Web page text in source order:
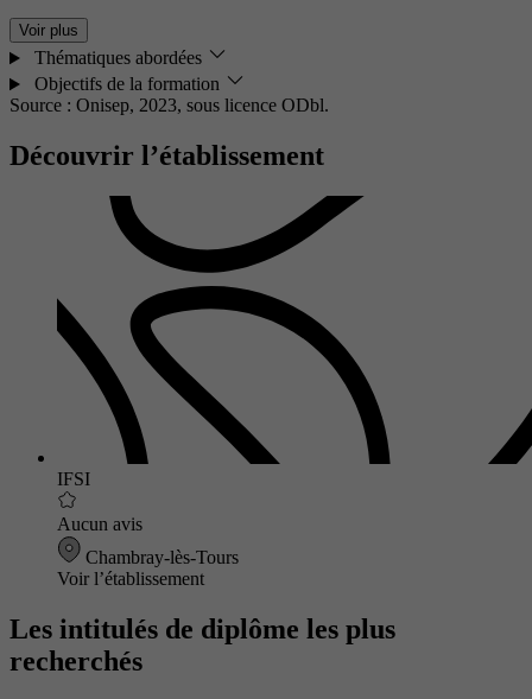
Voir plus
Thématiques abordées
Objectifs de la formation
Source : Onisep, 2023, sous licence ODbl.
Découvrir l’établissement
IFSI
Aucun avis
Chambray-lès-Tours
Voir l’établissement
Les intitulés de diplôme les plus
recherchés